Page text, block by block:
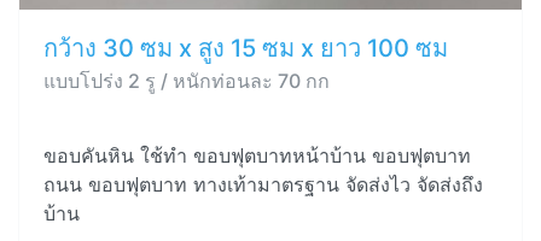
กว้าง 30 ซม x สูง 15 ซม x ยาว 100 ซม
แบบโปร่ง 2 รู / หนักท่อนละ 70 กก
ขอบคันหิน ใช้ทำ ขอบฟุตบาทหน้าบ้าน ขอบฟุตบาท
ถนน ขอบฟุตบาท ทางเท้ามาตรฐาน จัดส่งไว จัดส่งถึง
บ้าน